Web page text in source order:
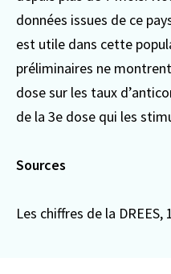
données issues de ce
est utile dans cette
préliminaires ne
dose sur les taux
de la 3e dose qui les
Sources
Les chiffres de la DREES,